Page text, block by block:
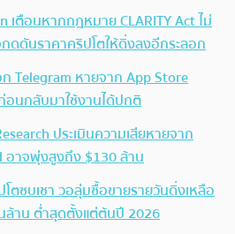
เตือนหากกฎหมาย CLARITY Act ไม่
ดดันราคาคริปโตให้ดิ่งลงอีกระลอก
Telegram หายจาก App Store
อนกลับมาใช้งานได้ปกติ
ประเมินความเสียหายจาก
อาจพุ่งสูงถึง $130 ล้าน
ตซบเซา วอลุ่มซื้อขายรายวันดิ่งเหลือ
ล้าน ต่ำสุดตั้งแต่ต้นปี 2026